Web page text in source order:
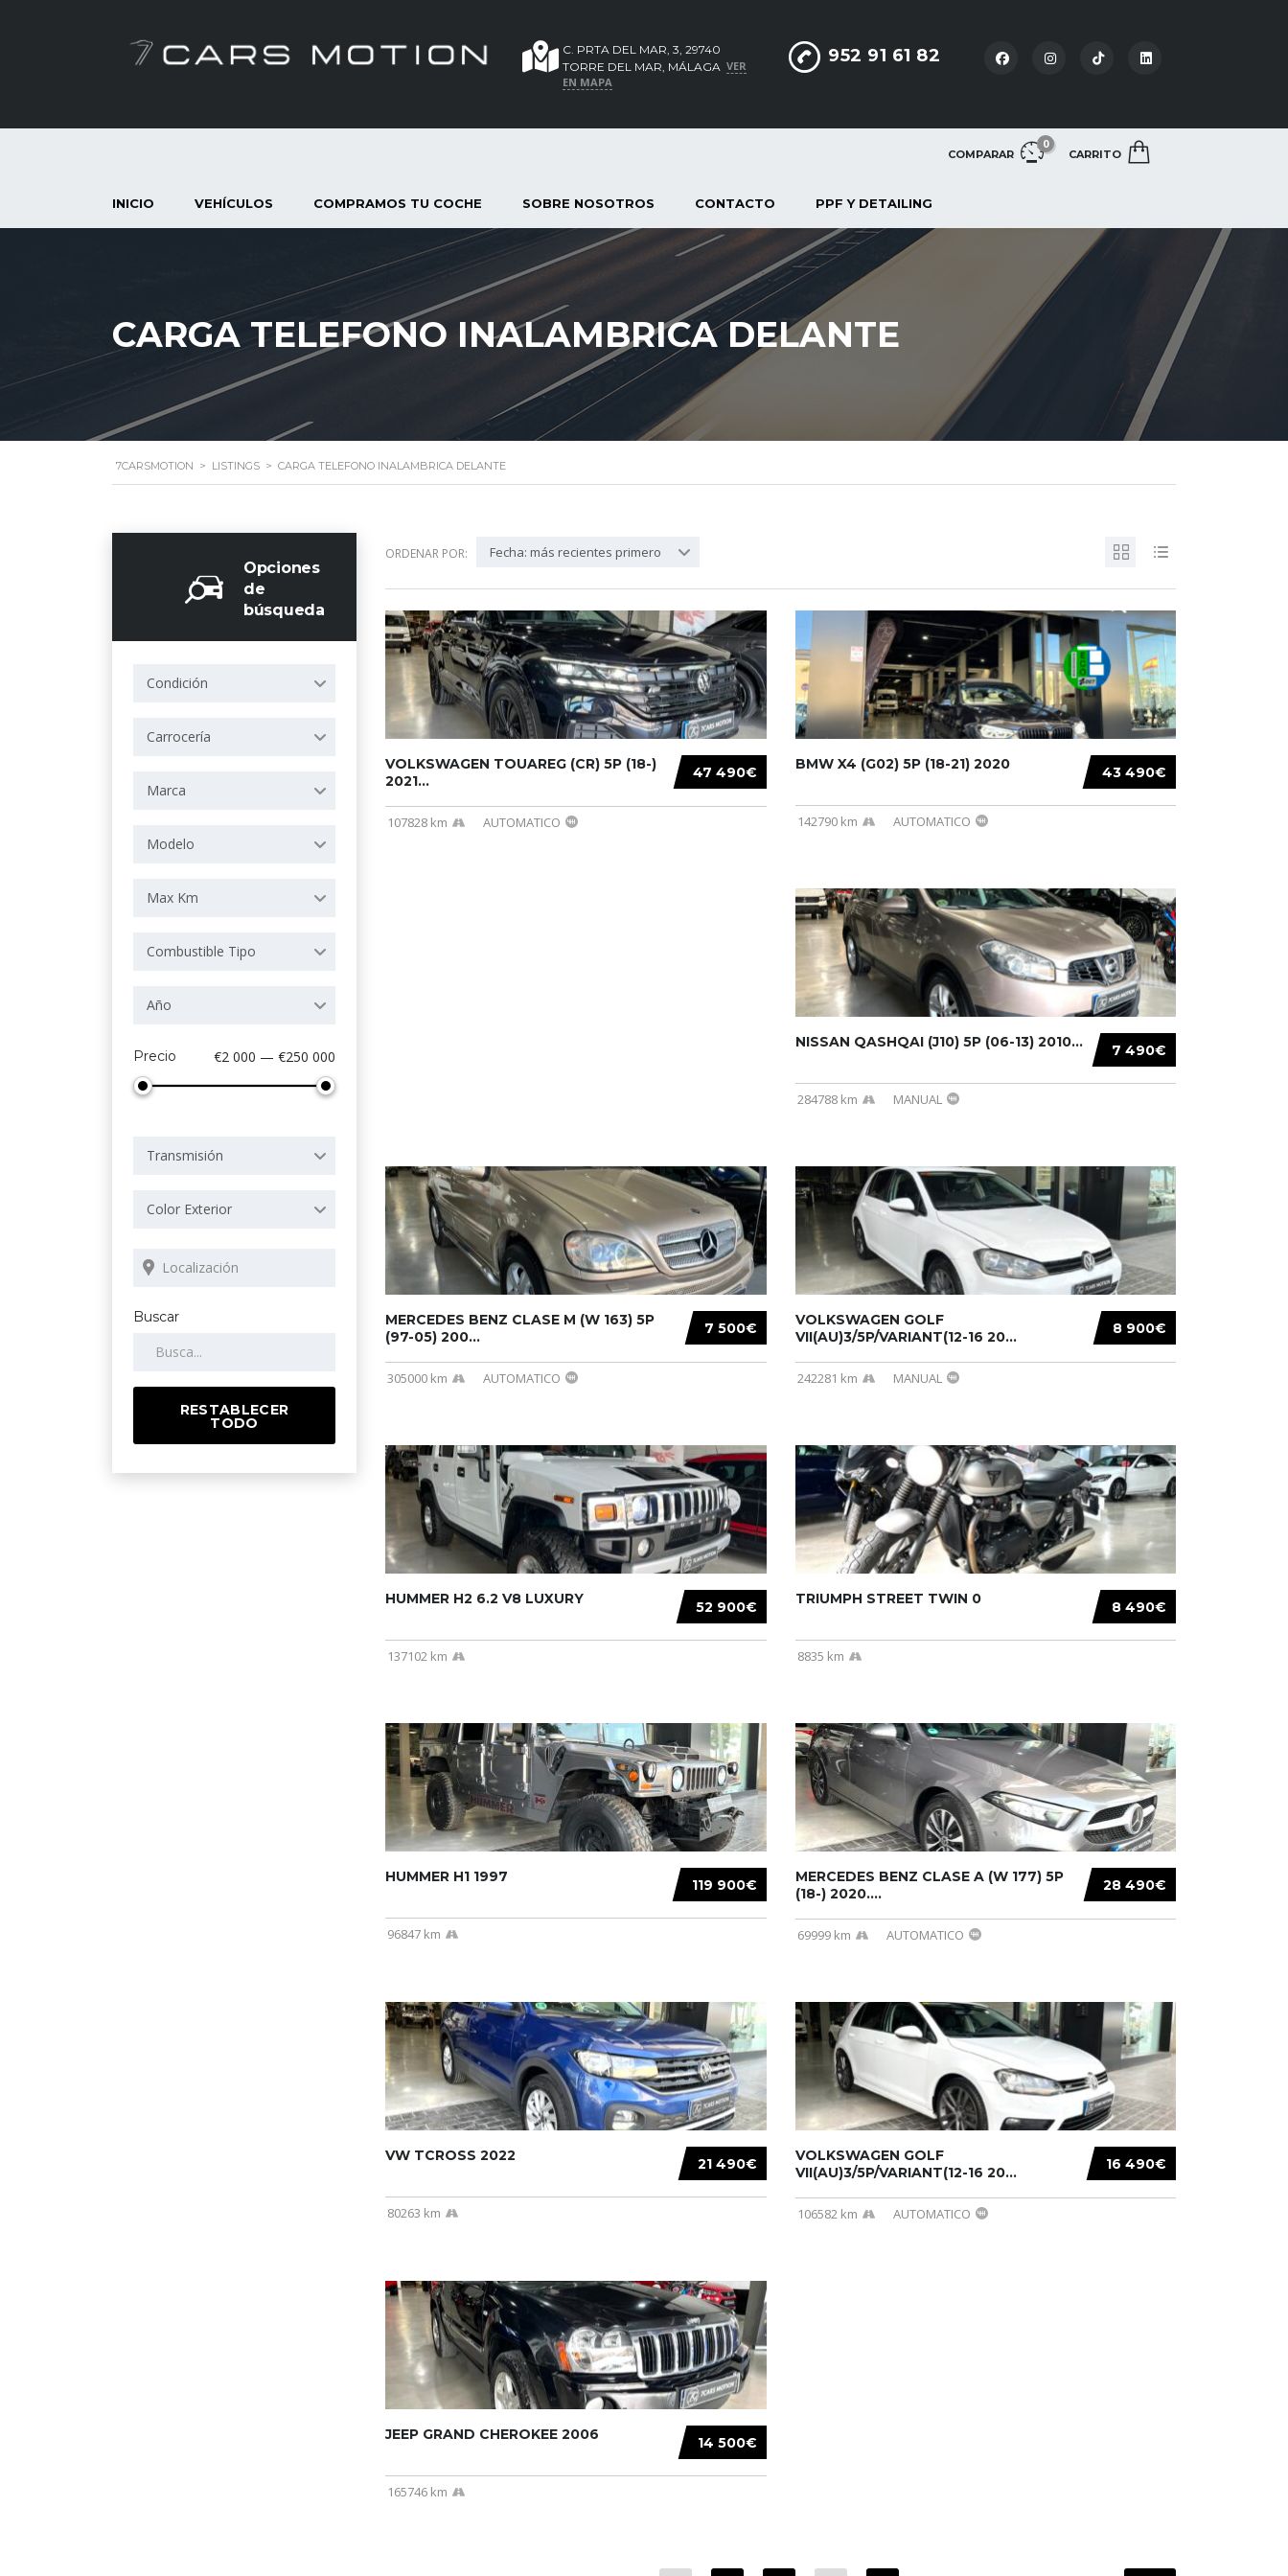
952 91 61 82
C. PRTA DEL MAR, 3, 29740
TORRE DEL MAR, MÁLAGA VER
EN MAPA
COMPARAR
0
CARRITO
INICIO VEHÍCULOS COMPRAMOS TU COCHE SOBRE NOSOTROS CONTACTO PPF Y DETAILING
CARGA TELEFONO INALAMBRICA DELANTE
7CARSMOTION > LISTINGS > CARGA TELEFONO INALAMBRICA DELANTE
Opciones
de
búsqueda
Condición
Carrocería
Marca
Modelo
Max Km
Combustible Tipo
Año
Precio €2 000 — €250 000
Transmisión
Color Exterior
Buscar
RESTABLECER
TODO
ORDENAR POR: Fecha: más recientes primero
47 490€
VOLKSWAGEN TOUAREG (CR) 5P (18-)
2021...
107828 km AUTOMATICO
43 490€
BMW X4 (G02) 5P (18-21) 2020
142790 km AUTOMATICO
7 490€
NISSAN QASHQAI (J10) 5P (06-13) 2010...
284788 km MANUAL
7 500€
MERCEDES BENZ CLASE M (W 163) 5P
(97-05) 200...
305000 km AUTOMATICO
8 900€
VOLKSWAGEN GOLF
VII(AU)3/5P/VARIANT(12-16 20...
242281 km MANUAL
52 900€
HUMMER H2 6.2 V8 LUXURY
137102 km
8 490€
TRIUMPH STREET TWIN 0
8835 km
119 900€
HUMMER H1 1997
96847 km
28 490€
MERCEDES BENZ CLASE A (W 177) 5P
(18-) 2020....
69999 km AUTOMATICO
21 490€
VW TCROSS 2022
80263 km
16 490€
VOLKSWAGEN GOLF
VII(AU)3/5P/VARIANT(12-16 20...
106582 km AUTOMATICO
14 500€
JEEP GRAND CHEROKEE 2006
165746 km